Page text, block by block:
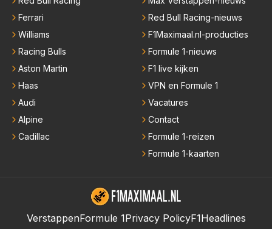
Ferrari
Williams
Racing Bulls
Aston Martin
Haas
Audi
Alpine
Cadillac
Red Bull Racing-nieuws
F1Maximaal.nl-producties
Formule 1-nieuws
F1 live kijken
VPN en Formule 1
Vacatures
Contact
Formule 1-reizen
Formule 1-kaarten
VerstappenFormule 1Privacy PolicyF1Headlines